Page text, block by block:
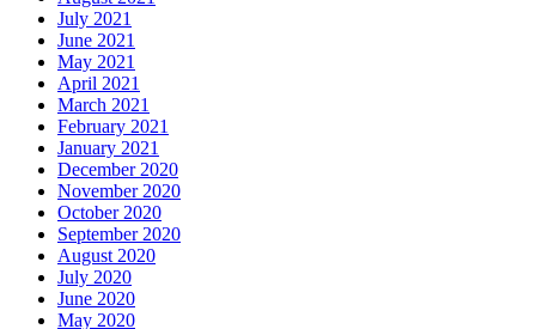
July 2021
June 2021
May 2021
April 2021
March 2021
February 2021
January 2021
December 2020
November 2020
October 2020
September 2020
August 2020
July 2020
June 2020
May 2020